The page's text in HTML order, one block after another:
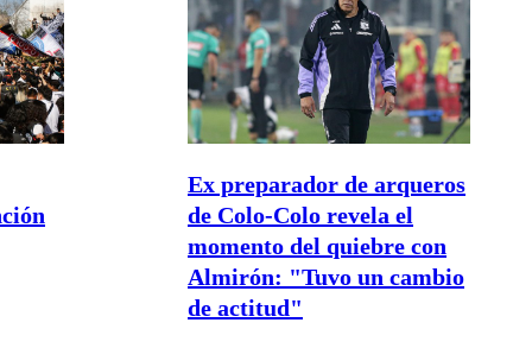
Ex preparador de arqueros
de Colo-Colo revela el
momento del quiebre con
Almirón: "Tuvo un cambio
de actitud"